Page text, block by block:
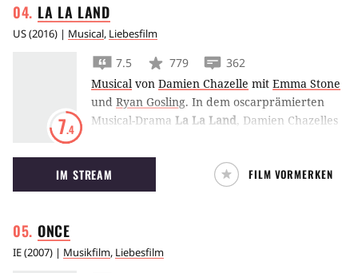
LA LA LAND
US(2016) | Musical, Liebesfilm
7.4
7.5 779
362
Musical von Damien Chazelle mit Emma Stone
und Ryan Gosling. In dem oscarprämierten
Musical-Drama La La Land, Damien Chazelles
Ryan Gosling als zwei aufstrebende Künstler
ihre Karrieren und ihre Beziehung
zueinander im harschen Showbusiness von
IM STREAM FILM VORMERKEN
ONCE
IE(2007) | Musikfilm, Liebesfilm